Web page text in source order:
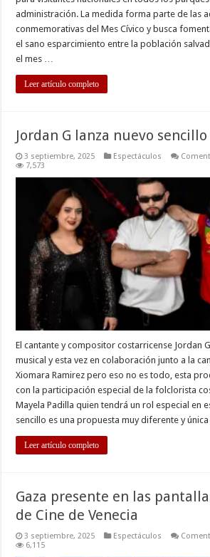
administración. La medida forma parte de las
conmemorativas del Mes Cívico y busca
el sano esparcimiento entre la población
el mes …
Leer artículo completo
Jordan G lanza nuevo
3 septiembre, 2025 Espectáculos
7,573
El cantante y compositor costarricense Jordan
musical y esta vez en colaboración junto a la
Xiomara Ramirez pero eso no es todo, esta
con la participación especial de la folclorista
Mayela Padilla quien tendrá un rol especial en
sencillo es una propuesta muy diferente y única
Leer artículo completo
Gaza presente en las
de Cine de Venecia
3 septiembre, 2025 Espectáculos
6,115